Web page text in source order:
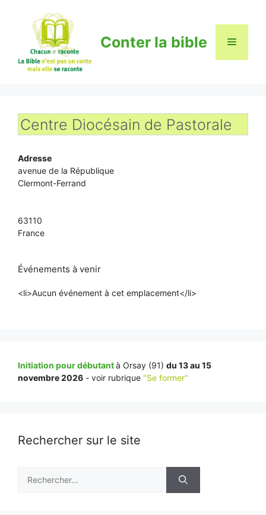
Conter la bible Menu
Centre Diocésain de Pastorale
Adresse
avenue de la République
Clermont-Ferrand
63110
France
Événements à venir
<li>Aucun événement à cet emplacement</li>
Initiation pour débutantà Orsay (91) du 13 au 15
novembre 2026 - voir rubrique "Se former"
Rechercher sur le site